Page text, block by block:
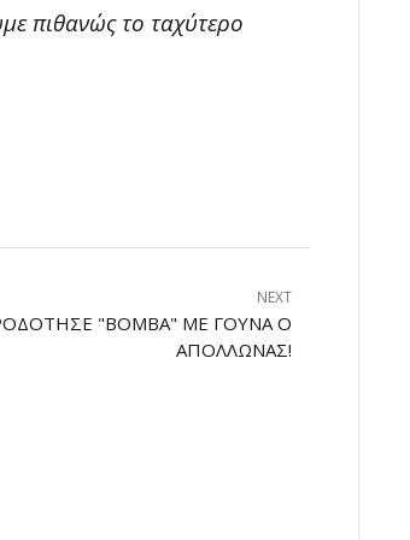
πιθανώς το ταχύτερο
NEXT
"ΒΌΜΒΑ" ΜΕ ΓΟΎΝΑ Ο
ΑΠΌΛΛΩΝΑΣ!